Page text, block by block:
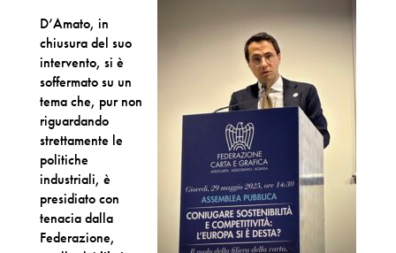
D’Amato, in
chiusura del suo
intervento, si è
soffermato su un
tema che, pur non
riguardando
strettamente le
politiche
industriali, è
presidiato con
tenacia dalla
Federazione,